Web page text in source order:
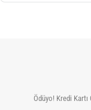
Ödüyo! Kredi